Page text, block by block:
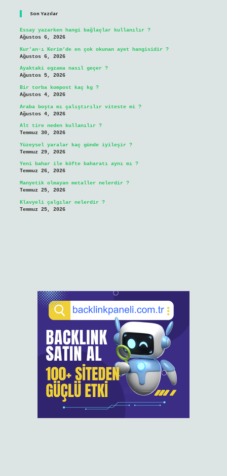
Son Yazılar
Essay yazarken hangi bağlaçlar kullanılır ?
Ağustos 6, 2026
Kur’an-ı Kerim’de en çok okunan ayet hangisidir ?
Ağustos 6, 2026
Ayaktaki egzama nasıl geçer ?
Ağustos 5, 2026
Bir torba kompost kaç kg ?
Ağustos 4, 2026
Araba boşta mı çalıştırılır viteste mi ?
Ağustos 4, 2026
Alt tire neden kullanılır ?
Temmuz 30, 2026
Yüzeysel yaralar kaç günde iyileşir ?
Temmuz 29, 2026
Yeni bahar ile köfte baharatı aynı mı ?
Temmuz 26, 2026
Manyetik olmayan metaller nelerdir ?
Temmuz 25, 2026
Klavyeli çalgılar nelerdir ?
Temmuz 25, 2026